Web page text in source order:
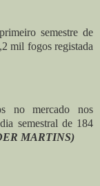
semestre de
mil fogos registada
no mercado nos
semestral de 184
MARTINS)